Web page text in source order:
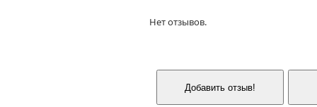
Нет отзывов.